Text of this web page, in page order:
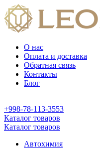
О нас
Оплата и доставка
Обратная связь
Контакты
Блог
+998-78-113-3553
Каталог товаров
Каталог товаров
Автохимия